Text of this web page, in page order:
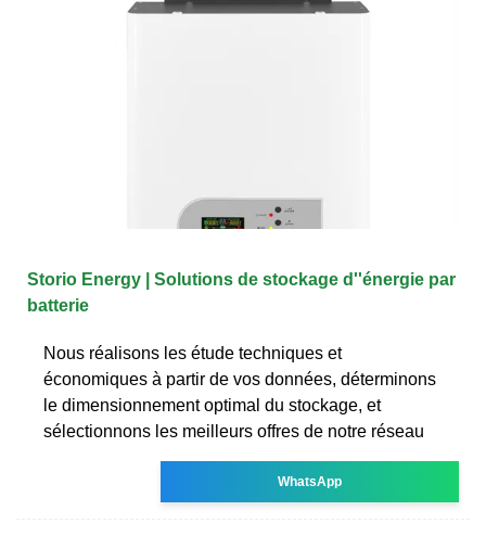
Storio Energy | Solutions de stockage d''énergie par
batterie
Nous réalisons les étude techniques et
économiques à partir de vos données, déterminons
le dimensionnement optimal du stockage, et
sélectionnons les meilleurs offres de notre réseau
WhatsApp